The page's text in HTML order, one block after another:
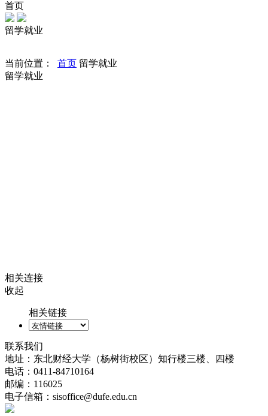
首页
留学就业
当前位置： 首页 留学就业
留学就业
相关连接
收起
相关链接
联系我们
地址：东北财经大学（杨树街校区）知行楼三楼、四楼
电话：0411-84710164
邮编：116025
电子信箱：sisoffice@dufe.edu.cn